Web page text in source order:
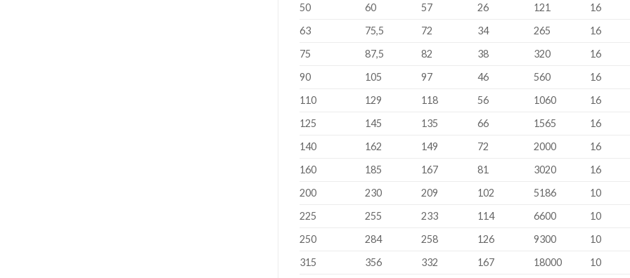
50
60 57 26 121
16
63
75,5 72 34 265
16
75
87,5 82 38 320
16
90
105 97 46 560
16
110
129 118 56 1060
16
125
145 135 66 1565
16
140
162 149 72 2000
16
160
185 167 81 3020
16
200
230 209 102 5186
10
225
255 233 114 6600
10
250
284 258 126 9300
10
315
356 332 167 18000
10